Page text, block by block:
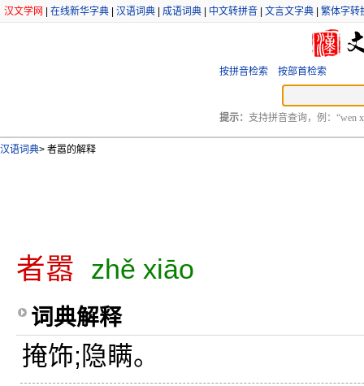
汉文学网 在线新华字典 汉语词典 成语词典 中文转拼音 文言文字典 繁体字转
按拼音检索 按部首检索
提示： 支持拼音查询，例：“wen
汉语词典> 者嚣的解释
者嚣 zhě xiāo
词典解释
掩饰;隐瞒。